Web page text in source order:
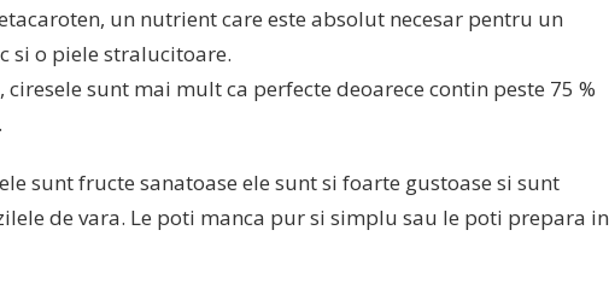
un nutrient care este absolut necesar pentru un
si o piele stralucitoare.
sunt mai mult ca perfecte deoarece contin peste 75 %
sunt fructe sanatoase ele sunt si foarte gustoase si sunt
de vara. Le poti manca pur si simplu sau le poti prepara in